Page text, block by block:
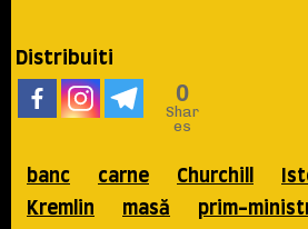
Distribuiti
0
Shar
es
banc carne Churchill
Kremlin
masă prim-